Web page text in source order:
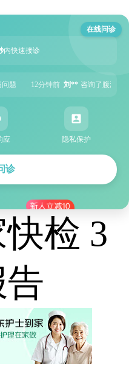
在线问诊
内快速接诊
问题 15分钟前 陈** 咨询了失眠
应 隐私保护
诊
检 3